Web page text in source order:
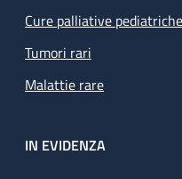
Cure palliative pediatriche
Tumori rari
Malattie rare
IN EVIDENZA